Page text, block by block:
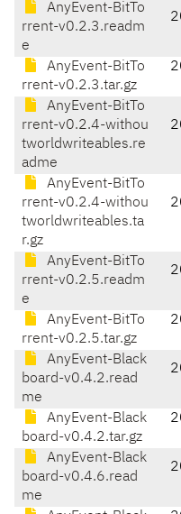
AnyEvent-BitTo
rrent-v0.2.3.readm
e
AnyEvent-BitTo
rrent-v0.2.3.tar.gz
AnyEvent-BitTo
rrent-v0.2.4-withou
tworldwriteables.re
adme
AnyEvent-BitTo
rrent-v0.2.4-withou
tworldwriteables.ta
r.gz
AnyEvent-BitTo
rrent-v0.2.5.readm
e
AnyEvent-BitTo
rrent-v0.2.5.tar.gz
AnyEvent-Black
board-v0.4.2.read
me
AnyEvent-Black
board-v0.4.2.tar.gz
AnyEvent-Black
board-v0.4.6.read
me